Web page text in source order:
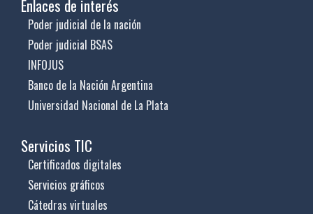
Enlaces de interés
Poder judicial de la nación
Poder judicial BSAS
INFOJUS
Banco de la Nación Argentina
Universidad Nacional de La Plata
Servicios TIC
Certificados digitales
Servicios gráficos
Cátedras virtuales